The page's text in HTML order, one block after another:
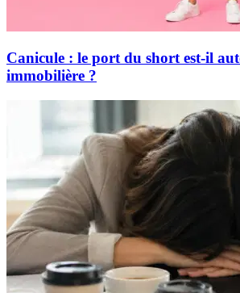
Canicule : le port du short est-il
immobilière ?